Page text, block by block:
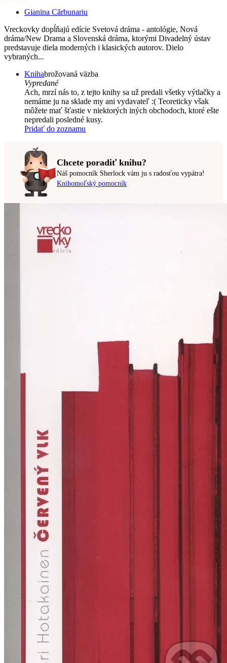
Gianina Cărbunariu
Vreckovky dopĺňajú edície Svetová dráma - antológie, Nová
dráma/New Drama a Slovenská dráma, ktorými Divadelný ústav
predstavuje diela moderných i klasických autorov. Dielo
vybraných...
Knihabrožovaná väzba
Vypredané
Ach, mrzí nás to, z tejto knihy sa už predali všetky výtlačky a
nemáme ju na sklade my ani vydavateľ :( Teoreticky však
môžete mať šťastie v niektorých iných obchodoch, ktoré ešte
nepredali posledné kusy.
Pridať do zoznamu
Chcete poradiť knihu?
Náš pomocník Sherlock vám ju s radosťou vypátra!
Knihomoľský pomocník